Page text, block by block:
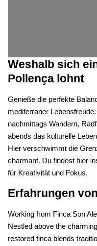
Weshalb sich
Pollença lohnt
Genieße die perfekte
mediterraner
nachmittags Wandern,
abends das kulturelle
Hier verschwimmt die
charmant. Du findest hier i
für Kreativität und Fokus.
Erfahrungen
Working from Finca Son
Nestled above the
restored finca blends